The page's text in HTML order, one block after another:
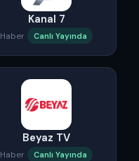
Kanal 7
Haber Canlı Yayında
Beyaz TV
Haber Canlı Yayında